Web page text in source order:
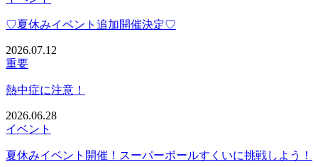
♡夏休みイベント追加開催決定♡
2026.07.12
重要
熱中症に注意！
2026.06.28
イベント
夏休みイベント開催！スーパーボールすくいに挑戦しよう！